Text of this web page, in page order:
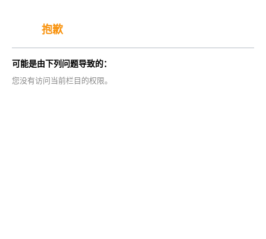
抱歉
可能是由下列问题导致的：
您没有访问当前栏目的权限。